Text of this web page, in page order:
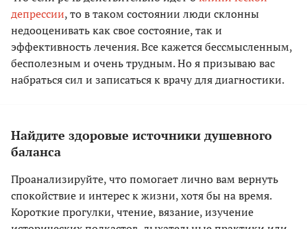
депрессии, то в таком состоянии люди склонны
недооценивать как свое состояние, так и
эффективность лечения. Все кажется бессмысленным,
бесполезным и очень трудным. Но я призываю вас
набраться сил и записаться к врачу для диагностики.
Найдите здоровые источники душевного
баланса
Проанализируйте, что помогает лично вам вернуть
спокойствие и интерес к жизни, хотя бы на время.
Короткие прогулки, чтение, вязание, изучение